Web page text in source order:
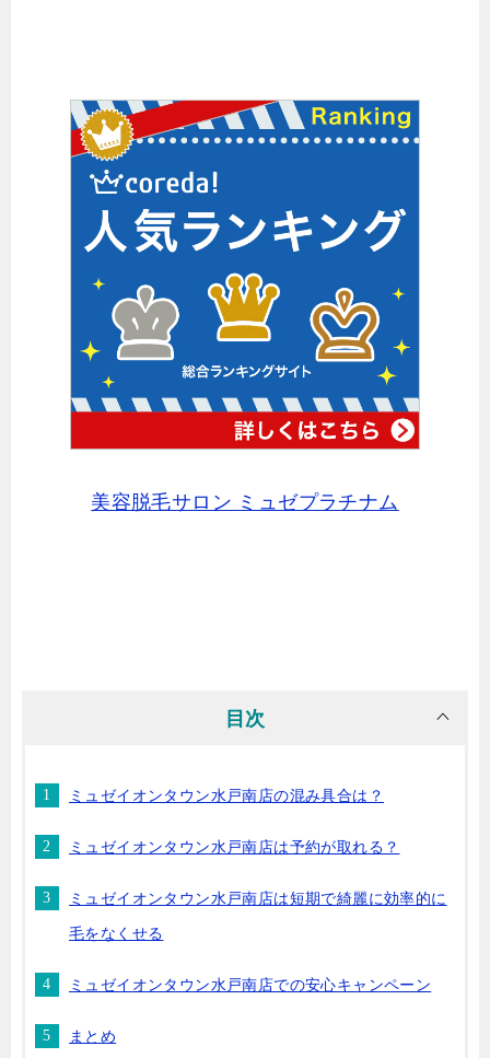
美容脱毛サロン ミュゼプラチナム
目次
ミュゼイオンタウン水戸南店の混み具合は？
ミュゼイオンタウン水戸南店は予約が取れる？
ミュゼイオンタウン水戸南店は短期で綺麗に効率的に
毛をなくせる
ミュゼイオンタウン水戸南店での安心キャンペーン
まとめ